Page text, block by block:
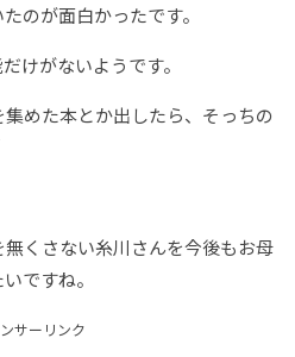
のが面白かったです。
けがないようです。
めた本とか出したら、そっちの
くさない糸川さんを今後もお母
ですね。
サーリンク